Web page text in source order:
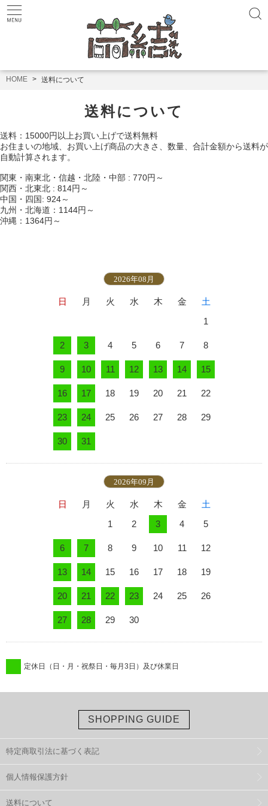
HOME 送料について
送料について
送料：15000円以上お買い上げで送料無料
お住まいの地域、お買い上げ商品の大きさ、数量、合計金額から送料が
自動計算されます。
関東・南東北・信越・北陸・中部 : 770円～
関西・北東北 : 814円～
中国・四国: 924～
九州・北海道：1144円～
沖縄：1364円～
2026年08月
日 月 火 水 木 金
土
1
2 3 4 5 6 7 8
9 10 11 12 13 14 15
16 17 18 19 20 21 22
23 24 25 26 27 28 29
30 31
2026年09月
日 月 火 水 木 金
土
1
2 3 4 5
6 7 8 9 10 11 12
13 14 15 16 17 18 19
20 21 22 23 24 25 26
27 28 29 30
定休日（日・月・祝祭日・毎月3日）及び休業日
SHOPPING GUIDE
特定商取引法に基づく表記
個人情報保護方針
送料について